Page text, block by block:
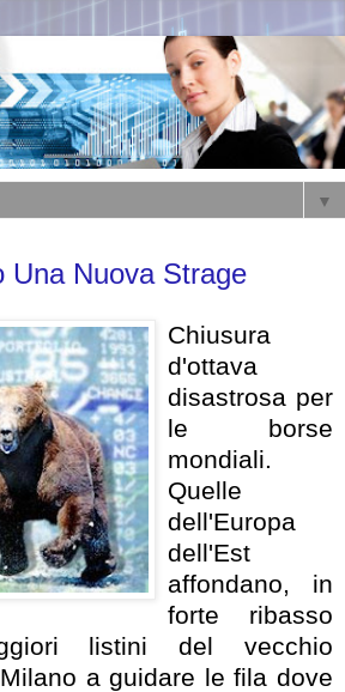
▼
Una Nuova Strage
Chiusura
d'ottava
disastrosa per
le borse
mondiali.
Quelle
dell'Europa
dell'Est
affondano, in
forte ribasso
listini del vecchio
a guidare le fila dove